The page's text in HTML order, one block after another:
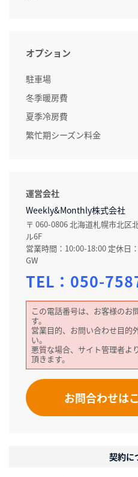
オプション
駐車場
冬季暖房費
夏季冷房費
繁忙期シーズン料金
運営会社
Weekly&Monthly株式会社
〒 060-0806 北海道札幌市北
ル6F
営業時間：10:00-18:00 定休日
GW
TEL： 050-
この電話番号は、お客様のお
す。
営業目的、お問い合わせ目的
い。
悪質な場合、サイト管理者よ
頂きます。
お問合わせは
契約に